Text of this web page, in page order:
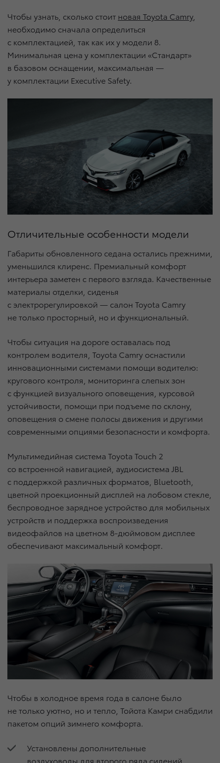
Чтобы узнать, сколько стоит новая Toyota Camry,
необходимо сначала определиться
с комплектацией, так как их у модели 8.
Минимальная цена у комплектации «Стандарт»
в базовом оснащении, максимальная —
у комплектации Executive Safety.
Отличительные особенности модели
Габариты обновленного седана остались прежними,
уменьшился клиренс. Премиальный комфорт
интерьера заметен с первого взгляда. Качественные
материалы отделки, сиденья
с электрорегулировкой — салон Toyota Camry
не только просторный, но и функциональный.
Чтобы ситуация на дороге оставалась под
контролем водителя, Toyota Camry оснастили
инновационными системами помощи водителю:
кругового контроля, мониторинга слепых зон
с функцией визуального оповещения, курсовой
устойчивости, помощи при подъеме по склону,
оповещения о смене полосы движения и другими
современными опциями безопасности и комфорта.
Мультимедийная система Toyota Touch 2
со встроенной навигацией, аудиосистема JBL
с поддержкой различных форматов, Bluetooth,
цветной проекционный дисплей на лобовом стекле,
беспроводное зарядное устройство для мобильных
устройств и поддержка воспроизведения
видеофайлов на цветном 8-дюймовом дисплее
обеспечивают максимальный комфорт.
Чтобы в холодное время года в салоне было
не только уютно, но и тепло, Тойота Камри снабдили
пакетом опций зимнего комфорта.
Установлены дополнительные
воздуховоды для второго ряда сидений.